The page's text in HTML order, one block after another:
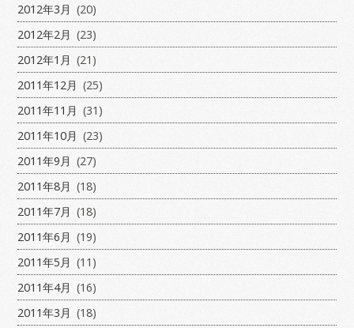
2012年3月 (20)
2012年2月 (23)
2012年1月 (21)
2011年12月 (25)
2011年11月 (31)
2011年10月 (23)
2011年9月 (27)
2011年8月 (18)
2011年7月 (18)
2011年6月 (19)
2011年5月 (11)
2011年4月 (16)
2011年3月 (18)